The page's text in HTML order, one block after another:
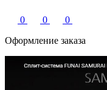
0 0
0
Оформление заказа